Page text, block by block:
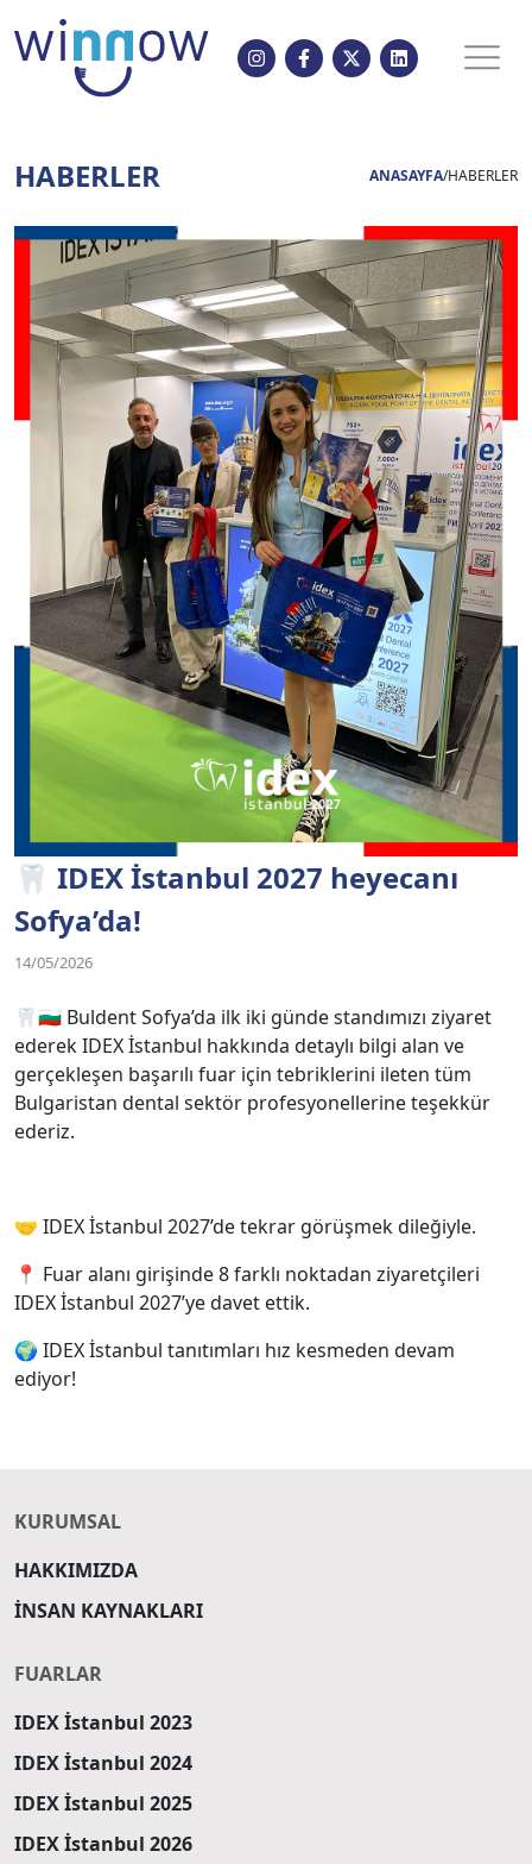
HABERLER ANASAYFA/HABERLER
🦷 IDEX İstanbul 2027 heyecanı
Sofya’da!
14/05/2026
🦷🇧🇬 Buldent Sofya’da ilk iki günde standımızı ziyaret
ederek IDEX İstanbul hakkında detaylı bilgi alan ve
gerçekleşen başarılı fuar için tebriklerini ileten tüm
Bulgaristan dental sektör profesyonellerine teşekkür
ederiz.
🤝 IDEX İstanbul 2027’de tekrar görüşmek dileğiyle.
📍 Fuar alanı girişinde 8 farklı noktadan ziyaretçileri
IDEX İstanbul 2027’ye davet ettik.
🌍 IDEX İstanbul tanıtımları hız kesmeden devam
ediyor!
KURUMSAL
HAKKIMIZDA
İNSAN KAYNAKLARI
FUARLAR
IDEX İstanbul 2023
IDEX İstanbul 2024
IDEX İstanbul 2025
IDEX İstanbul 2026